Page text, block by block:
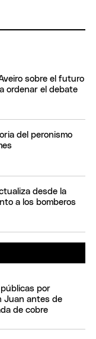
sobre el futuro
ordenar el debate
del peronismo
desde la
a los bomberos
por
Juan antes de
de cobre